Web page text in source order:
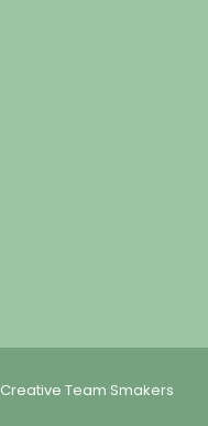
Creative Team Smakers